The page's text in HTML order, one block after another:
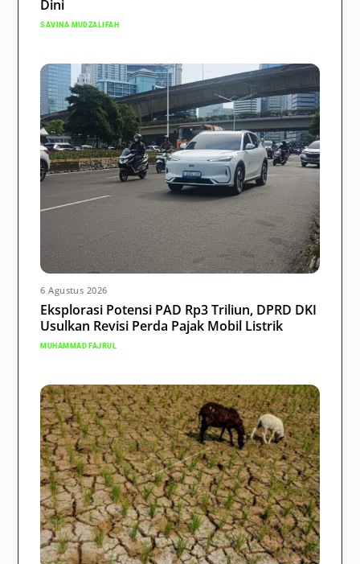
Dini
SAVINA MUDZALIFAH
6 Agustus 2026
Eksplorasi Potensi PAD Rp3 Triliun, DPRD DKI
Usulkan Revisi Perda Pajak Mobil Listrik
MUHAMMAD FAJRUL